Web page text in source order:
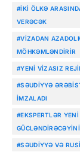
#İKI ÖLKƏ
VERƏCƏK
#VIZADAN
MÖHKƏMLƏNDIRIR
#YENI VIZASIZ
#SƏUDIYYƏ
IMZALADI
#EKSPERTLƏR
GÜCLƏNDIRƏCƏYINI
#SƏUDIYYƏ VƏ